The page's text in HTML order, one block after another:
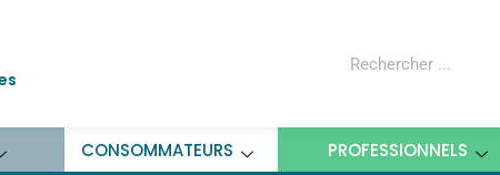
CONSOMMATEURS PROFESSIONNELS